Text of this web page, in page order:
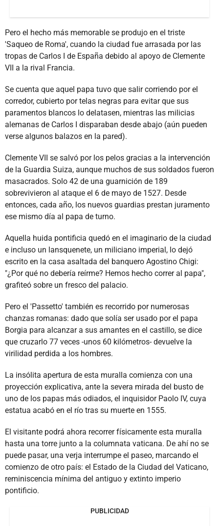
Pero el hecho más memorable se produjo en el triste
'Saqueo de Roma', cuando la ciudad fue arrasada por las
tropas de Carlos I de España debido al apoyo de Clemente
VII a la rival Francia.
Se cuenta que aquel papa tuvo que salir corriendo por el
corredor, cubierto por telas negras para evitar que sus
paramentos blancos lo delatasen, mientras las milicias
alemanas de Carlos I disparaban desde abajo (aún pueden
verse algunos balazos en la pared).
Clemente VII se salvó por los pelos gracias a la intervención
de la Guardia Suiza, aunque muchos de sus soldados fueron
masacrados. Solo 42 de una guarnición de 189
sobrevivieron al ataque el 6 de mayo de 1527. Desde
entonces, cada año, los nuevos guardias prestan juramento
ese mismo día al papa de turno.
Aquella huida pontificia quedó en el imaginario de la ciudad
e incluso un lansquenete, un miliciano imperial, lo dejó
escrito en la casa asaltada del banquero Agostino Chigi:
"¿Por qué no debería reírme? Hemos hecho correr al papa",
grafiteó sobre un fresco del palacio.
Pero el 'Passetto' también es recorrido por numerosas
chanzas romanas: dado que solía ser usado por el papa
Borgia para alcanzar a sus amantes en el castillo, se dice
que cruzarlo 77 veces -unos 60 kilómetros- devuelve la
virilidad perdida a los hombres.
La insólita apertura de esta muralla comienza con una
proyección explicativa, ante la severa mirada del busto de
uno de los papas más odiados, el inquisidor Paolo IV, cuya
estatua acabó en el río tras su muerte en 1555.
El visitante podrá ahora recorrer físicamente esta muralla
hasta una torre junto a la columnata vaticana. De ahí no se
puede pasar, una verja interrumpe el paseo, marcando el
comienzo de otro país: el Estado de la Ciudad del Vaticano,
reminiscencia mínima del antiguo y extinto imperio
pontificio.
PUBLICIDAD